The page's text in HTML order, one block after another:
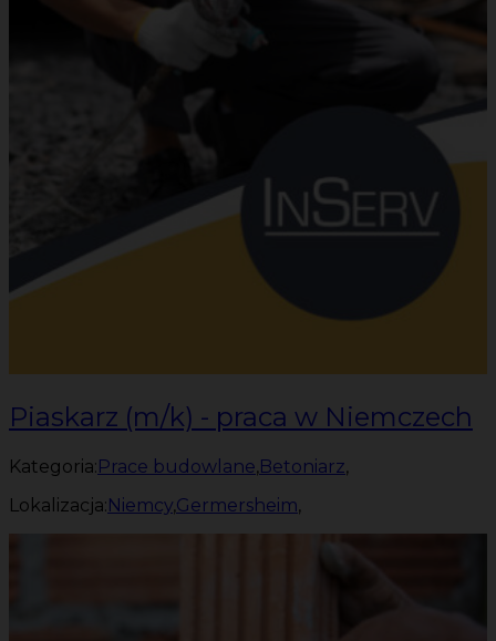
Piaskarz (m/k) - praca w Niemczech
Kategoria: Prace budowlane,Betoniarz,
Lokalizacja: Niemcy,Germersheim,